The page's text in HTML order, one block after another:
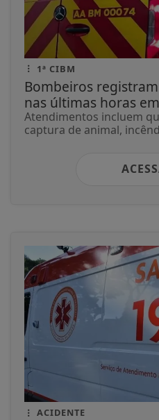
1ª CIBM
Bombeiros
nas últimas horas
Atendimentos incluem
captura de animal,
ACIDENTE